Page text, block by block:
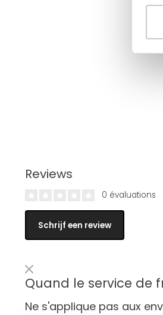
Reviews
0 évaluations
Schrijf een review
Quand le service de
Ne s'applique pas aux